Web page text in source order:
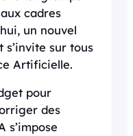
cadres
un nouvel
sur tous
Artificielle.
pour
des
s’impose